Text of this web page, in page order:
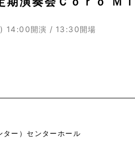
14:00開演 / 13:30開場
ター）センターホール